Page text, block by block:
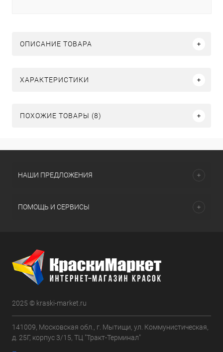
ОПИСАНИЕ ТОВАРА
ХАРАКТЕРИСТИКИ
ПОХОЖИЕ ТОВАРЫ (8)
НАШИ ПРЕДЛОЖЕНИЯ
ПОМОЩЬ И СЕРВИСЫ
2025 © kraski-market.ru
141009, Московская обл., г. Мытищи, ул. Коммунистическая,
д. 25Г, корпус 3/15, ТЦ "Тракт-Терминал"